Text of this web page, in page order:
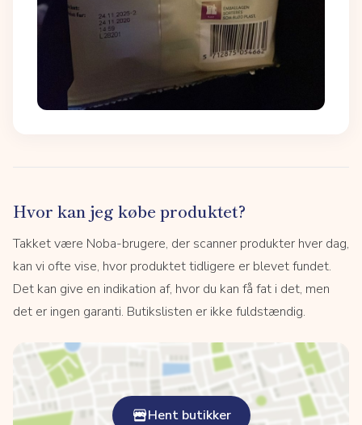
Hvor kan jeg købe produktet?
Takket være Noba-brugere, der scanner produkter hver dag,
kan vi ofte vise, hvor produktet tidligere er blevet fundet.
Det kan give en indikation af, hvor du kan få fat i det, men
det er ingen garanti. Butikslisten er ikke fuldstændig.
Hent butikker